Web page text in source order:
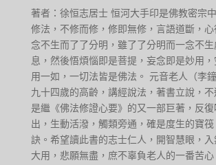
著者：徐恒志居士 恒河大手印是佛教密宗
修法，不修而修，修即無修，言語道斷，
念不生而了了分明，雖了了分明而一念不
息，然後悟煩惱即是菩提，妄念即是妙用
用一如，一切法皆是佛法。 元音老人（李
九十四歲的高齡，講經說法，著書立說，
是繼《佛法修證心要》的又一部巨著，反
出，生動活潑，觸類旁通，確是度生的寶
訣。希望讀此書的志士仁人，開智慧眼，
大用，悲願無盡，庶不辜負老人的一番苦心